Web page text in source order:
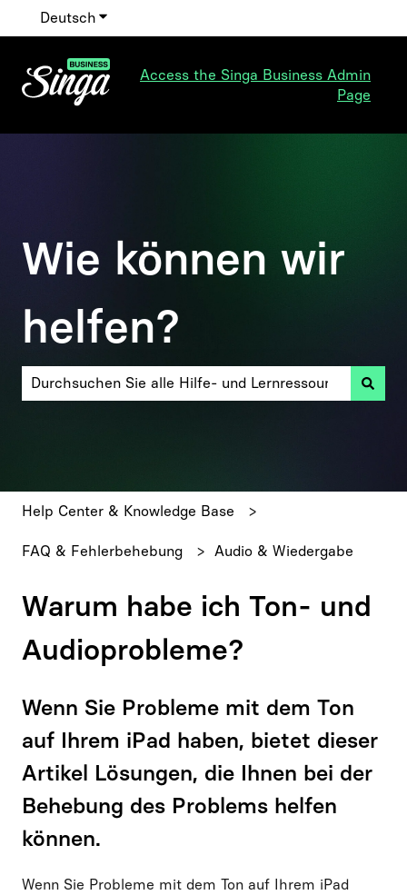
Deutsch Untermenü für Übersetzungen anzeigen
Access the Singa Business Admin
Page
Wie können wir
helfen?
Help Center & Knowledge Base
FAQ & Fehlerbehebung Audio & Wiedergabe
Warum habe ich Ton- und
Audioprobleme?
Wenn Sie Probleme mit dem Ton
auf Ihrem iPad haben, bietet dieser
Artikel Lösungen, die Ihnen bei der
Behebung des Problems helfen
können.
Wenn Sie Probleme mit dem Ton auf Ihrem iPad